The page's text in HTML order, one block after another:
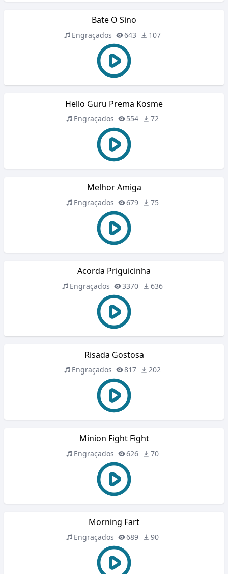
Bate O Sino
Engraçados 643 107
Hello Guru Prema Kosme
Engraçados 554 72
Melhor Amiga
Engraçados 679 75
Acorda Priguicinha
Engraçados 3370 636
Risada Gostosa
Engraçados 817 202
Minion Fight Fight
Engraçados 626 70
Morning Fart
Engraçados 689 90